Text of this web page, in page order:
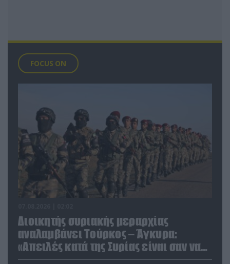
FOCUS ON
Διοικητής συριακής μεραρχίας
αναλαμβάνει Τούρκος – Άγκυρα:
«Απειλές κατά της Συρίας είναι σαν να
απειλούν εμάς»